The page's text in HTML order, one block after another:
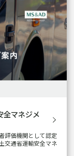
全マネジメ
評価機関として認定
交通省運輸安全マネ